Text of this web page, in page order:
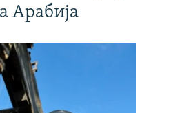
Арабија